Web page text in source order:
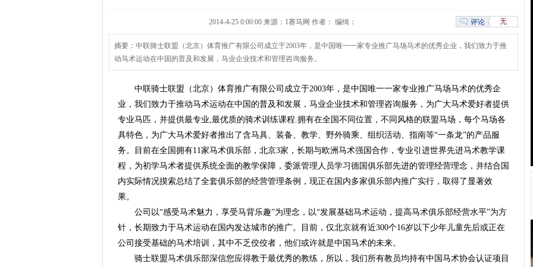
评论 无
2014-4-25 0:00:00 来源：1赛马网 作者： 编缉：
摘要：中联骑士联盟（北京）体育推广有限公司成立于2003年，是中国唯一一家专业推广马场马术的优秀企业，我们致力于推
动马术运动在中国的普及和发展，马业企业技术和管理咨询服务。
中联骑士联盟（北京）体育推广有限公司成立于2003年，是中国唯一一家专业推广马场马术的优秀企
业，我们致力于推动马术运动在中国的普及和发展，马业企业技术和管理咨询服务，为广大马术爱好者提供
专业马匹，并提供最专业,最优质的骑术训练课程.拥有在全国不同位置，不同风格的联盟马场，每个马场各
具特色，为广大马术爱好者推出了含马具、装备、教学、野外骑乘、组织活动、指南等“一条龙”的产品服
务。目前在全国拥有11家马术俱乐部，北京3家，长期与欧洲马术强国合作，专业引进世界先进马术教学课
程，为初学马术者提供系统全面的教学保障，委派管理人员学习德国俱乐部先进的管理经营理念，并结合国
内实际情况摸索总结了全套俱乐部的经营管理条例，现正在国内多家俱乐部内推广实行，取得了显著效
果。
公司以“感受马术魅力，享受马背乐趣”为理念，以“发展基础马术运动，提高马术俱乐部经营水平”为方
针，长期致力于马术运动在国内发达城市的推广。目前，仅北京就有近300个16岁以下少年儿童先后或正在
公司接受基础的马术培训，其中不乏佼佼者，他们或许就是中国马术的未来。
骑士联盟马术俱乐部深信您应得教于最优秀的教练，所以，我们所有教员均持有中国马术协会认证项目